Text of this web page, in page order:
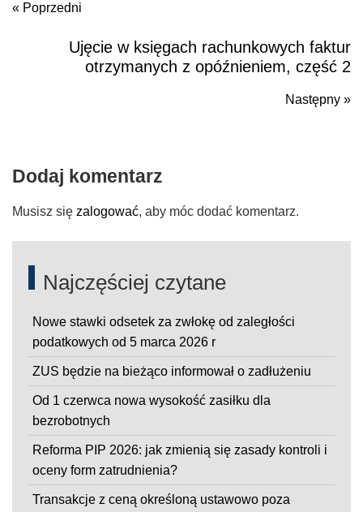
« Poprzedni
PoprzedniUjęcie w księgach rachunkowych faktur
otrzymanych z opóźnieniem, część 2
Następny »
Dodaj komentarz
Musisz się zalogować, aby móc dodać komentarz.
Najczęściej czytane
Nowe stawki odsetek za zwłokę od zaległości
podatkowych od 5 marca 2026 r
ZUS będzie na bieżąco informował o zadłużeniu
Od 1 czerwca nowa wysokość zasiłku dla
bezrobotnych
Reforma PIP 2026: jak zmienią się zasady kontroli i
oceny form zatrudnienia?
Transakcje z ceną określoną ustawowo poza